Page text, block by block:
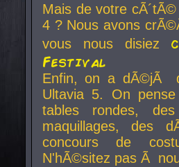
Mais de votre
4 ? Nous avons
vous nous disiez
Festival
Enfin, on a dÃ©jÃ
Ultavia 5. On
tables rondes,
maquillages, des
concours de
N'hÃ©sitez pas Ã